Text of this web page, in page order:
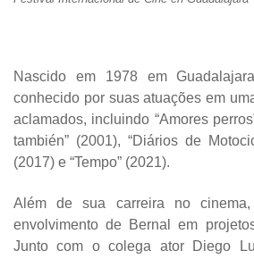
Nascido em 1978 em
conhecido por suas atuações em
aclamados, incluindo “Amores
también” (2001), “Diários de
(2017) e “Tempo” (2021).
Além de sua carreira no
envolvimento de Bernal em
Junto com o colega ator Diego